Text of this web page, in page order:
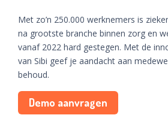
Met zo’n 250.000 werknemers is
na grootste branche binnen zorg en
vanaf 2022 hard gestegen. Met de
van Sibi geef je aandacht aan
behoud.
Demo aanvragen